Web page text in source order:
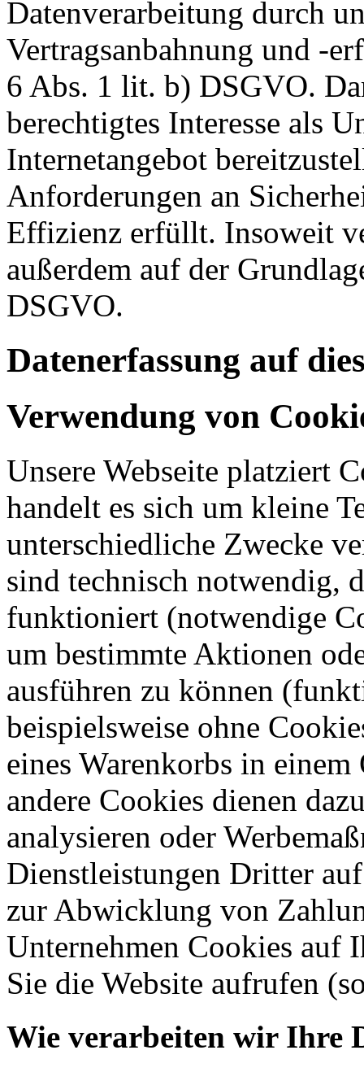
Datenverarbeitung durch
Vertragsanbahnung und -
6 Abs. 1 lit. b) DSGVO.
berechtigtes Interesse als
Internetangebot
Anforderungen an
Effizienz erfüllt. Insoweit
außerdem auf der
DSGVO.
Datenerfassung auf
Verwendung von
Unsere Webseite platziert
handelt es sich um kleine
unterschiedliche Zwecke
sind technisch notwendig,
funktioniert (notwendige
um bestimmte Aktionen
ausführen zu können
beispielsweise ohne
eines Warenkorbs in
andere Cookies dienen
analysieren oder
Dienstleistungen Dritter
zur Abwicklung von
Unternehmen Cookies auf
Sie die Website aufrufen
Wie verarbeiten wir Ihre